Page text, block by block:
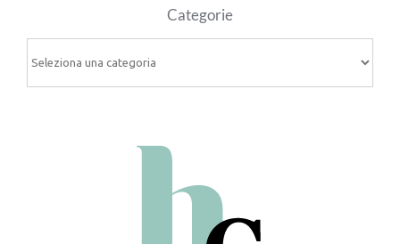
Categorie